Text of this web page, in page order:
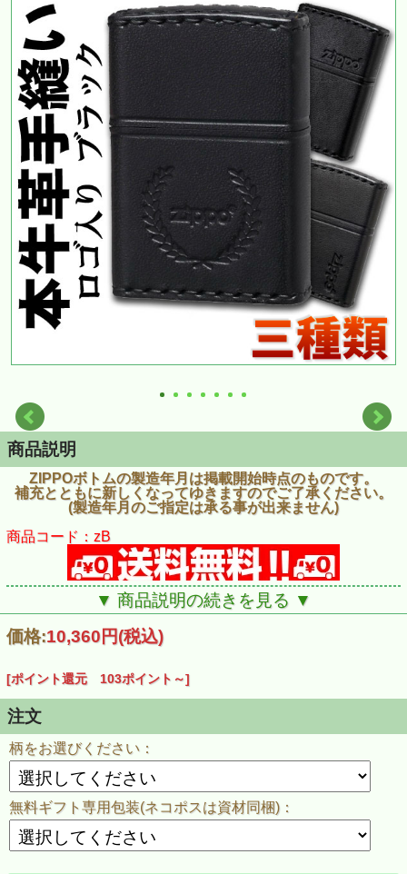
商品説明
ZIPPOボトムの製造年月は掲載開始時点のものです。
補充とともに新しくなってゆきますのでご了承ください。
(製造年月のご指定は承る事が出来ません)
商品コード：zB
▼ 商品説明の続きを見る ▼
価格:10,360円(税込)
[ポイント還元 103ポイント～]
注文
柄をお選びください：
無料ギフト専用包装(ネコポスは資材同梱)：